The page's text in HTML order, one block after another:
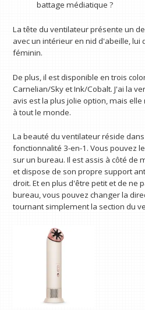
battage médiatique ?
La tête du ventilateur présente un
avec un intérieur en nid d'abeille,
féminin.
De plus, il est disponible en trois
Carnelian/Sky et Ink/Cobalt. J'ai la
avis est la plus jolie option, mais
à tout le monde.
La beauté du ventilateur réside
fonctionnalité 3-en-1. Vous pouvez
sur un bureau. Il est assis à côté de
et dispose de son propre support
droit. Et en plus d'être petit et de ne
bureau, vous pouvez changer la
tournant simplement la section du